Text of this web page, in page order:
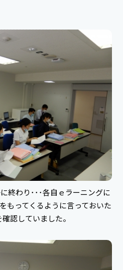
終わり･･･各自ｅラーニングに
もってくるように言っておいた
認していました。